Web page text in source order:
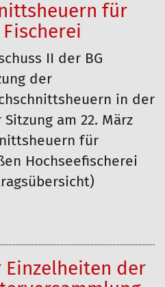
für
II der BG
der
in der
Sitzung am 22. März
für
Hochseefischerei
der